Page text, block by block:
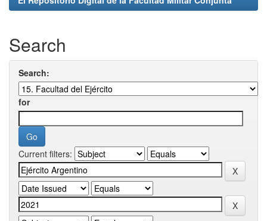
Search
Search:
for
Current filters: